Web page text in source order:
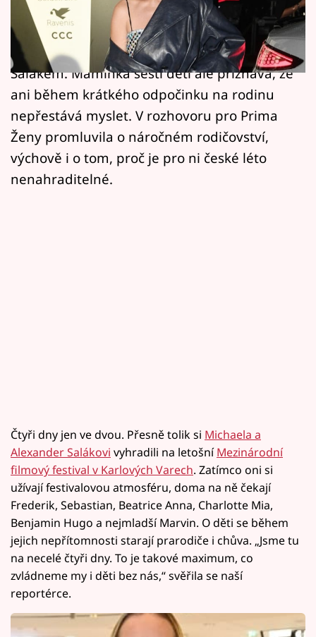
Sledujte prima+
Filmový festival Karlovy Vary
Pořady
Mámy sobě
Přihlášení
Michaela Salák si na filmovém festivalu v
Karlových Varech dopřála po dlouhé době
několik dní jen s manželem Alexandrem
Salákem. Maminka šesti dětí ale přiznává, že
ani během krátkého odpočinku na rodinu
nepřestává myslet. V rozhovoru pro Prima
Ženy promluvila o náročném rodičovství,
výchově i o tom, proč je pro ni české léto
nenahraditelné.
Čtyři dny jen ve dvou. Přesně tolik si Michaela a
Alexander Salákovi vyhradili na letošníMezinárodní
filmový festival v Karlových Varech. Zatímco oni si
užívají festivalovou atmosféru, doma na ně čekají
Frederik, Sebastian, Beatrice Anna, Charlotte Mia,
Benjamin Hugo a nejmladší Marvin. O děti se během
jejich nepřítomnosti starají prarodiče i chůva. „Jsme tu
na necelé čtyři dny. To je takové maximum, co
zvládneme my i děti bez nás,“ svěřila se naší
reportérce.